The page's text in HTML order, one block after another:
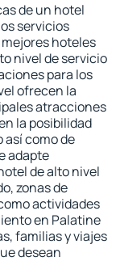
de un hotel
servicios
hoteles
nivel de servicio
para los
ofrecen la
atracciones
la posibilidad
como de
adapte
de alto nivel
zonas de
actividades
en Palatine
familias y viajes
desean